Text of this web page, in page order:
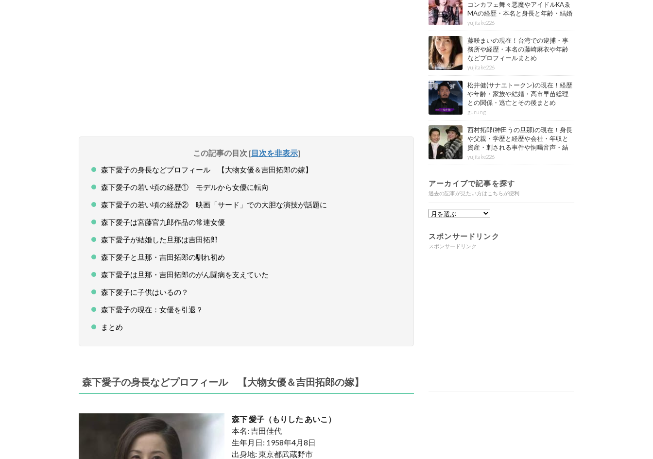
この記事の目次 [目次を非表示]
森下愛子の身長などプロフィール 【大物女優＆吉田拓郎の嫁】
森下愛子の若い頃の経歴① モデルから女優に転向
森下愛子の若い頃の経歴② 映画「サード」での大胆な演技が話題に
森下愛子は宮藤官九郎作品の常連女優
森下愛子が結婚した旦那は吉田拓郎
森下愛子と旦那・吉田拓郎の馴れ初め
森下愛子は旦那・吉田拓郎のがん闘病を支えていた
森下愛子に子供はいるの？
森下愛子の現在：女優を引退？
まとめ
森下愛子の身長などプロフィール 【大物女優＆吉田拓郎の嫁】
森下 愛子（もりした あいこ）
本名: 吉田佳代
生年月日: 1958年4月8日
出身地: 東京都武蔵野市
コンカフェ舞々悪魔やアイドルKAゑ
MAの経歴・本名と身長と年齢・結婚
情報もまとめ
yujitake226
藤咲まいの現在！台湾での逮捕・事
務所や経歴・本名の藤崎麻衣や年齢
などプロフィールまとめ
yujitake226
松井健(サナエトークン)の現在！経歴
や年齢・家族や結婚・高市早苗総理
との関係・逃亡とその後まとめ
gurung
西村拓郎(神田うの旦那)の現在！身長
や父親・学歴と経歴や会社・年収と
資産・刺される事件や恫喝音声・結
婚と子供や自宅・脳梗塞の病気もま
とめ
yujitake226
アーカイブで記事を探す
過去の記事が見たい方はこちらが便利
スポンサードリンク
スポンサードリンク